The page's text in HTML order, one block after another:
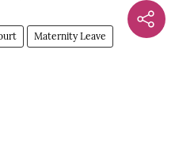
Maternity Leave